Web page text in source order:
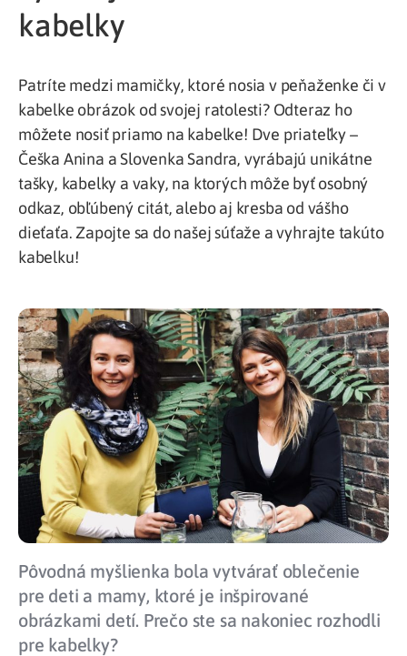
kabelky
Patríte medzi mamičky, ktoré nosia v peňaženke či v
kabelke obrázok od svojej ratolesti? Odteraz ho
môžete nosiť priamo na kabelke! Dve priateľky –
Češka Anina a Slovenka Sandra, vyrábajú unikátne
tašky, kabelky a vaky, na ktorých môže byť osobný
odkaz, obľúbený citát, alebo aj kresba od vášho
dieťaťa. Zapojte sa do našej súťaže a vyhrajte takúto
kabelku!
Pôvodná myšlienka bola vytvárať oblečenie
pre deti a mamy, ktoré je inšpirované
obrázkami detí. Prečo ste sa nakoniec rozhodli
pre kabelky?